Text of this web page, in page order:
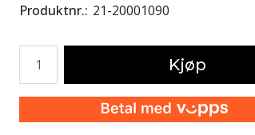
Produktnr. 21-20001090
Kjøp